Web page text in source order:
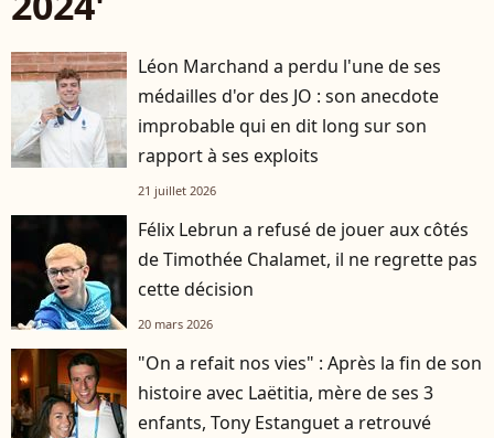
Léon Marchand a perdu l'une de ses
médailles d'or des JO : son anecdote
improbable qui en dit long sur son
rapport à ses exploits
21 juillet 2026
Félix Lebrun a refusé de jouer aux côtés
de Timothée Chalamet, il ne regrette pas
cette décision
20 mars 2026
"On a refait nos vies" : Après la fin de son
histoire avec Laëtitia, mère de ses 3
enfants, Tony Estanguet a retrouvé